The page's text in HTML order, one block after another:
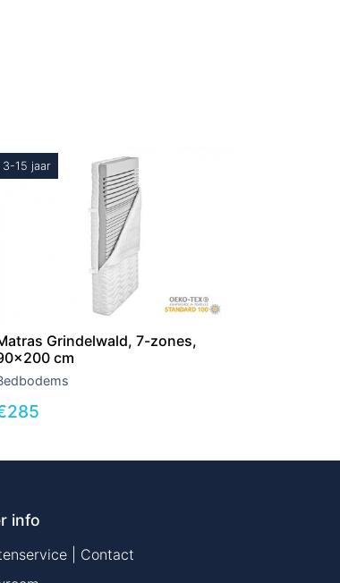
3-15 jaar
Grindelwald, 7-zones,
cm
285
info
| Contact